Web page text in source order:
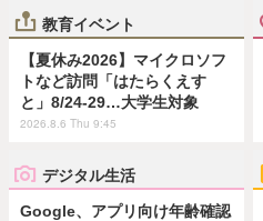
教育イベント
【夏休み2026】マイクロソフ
トなど訪問「はたらくえす
と」8/24-29…大学生対象
2026.8.6 Thu 9:45
デジタル生活
Google、アプリ向け年齢確認